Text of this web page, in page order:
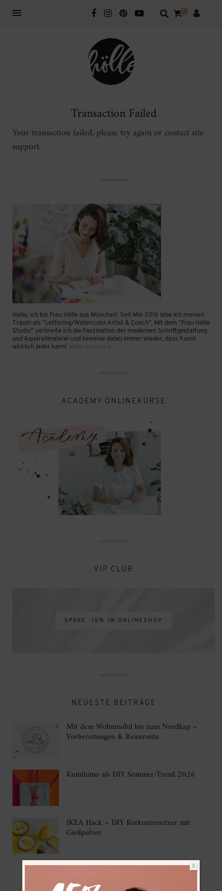
0
Transaction Failed
Your transaction failed, please try again or contact site
support.
Hallo, ich bin Frau Hölle aus München! Seit Mai 2016 lebe ich meinen
Traum als “Lettering/Watercolor Artist & Coach”. Mit dem “Frau Hölle
Studio” verbreite ich die Faszination der modernen Schriftgestaltung
und Aquarellmalerei und beweise dabei immer wieder, dass Kunst
wirklich jeder kann! Mehr von mir »
ACADEMY ONLINEKURSE
VIP CLUB
SPARE -15% IM ONLINESHOP
NEUESTE BEITRÄGE
Mit dem Wohnmobil bis zum Nordkap –
Vorbereitungen & Reiseroute
Kumihimo als DIY Sommer-Trend 2026
IKEA Hack – DIY Korkuntersetzer mit
Gießpulver
X